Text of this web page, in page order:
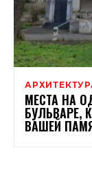
МЕСТА НА
БУЛЬВАРЕ,
ВАШЕЙ